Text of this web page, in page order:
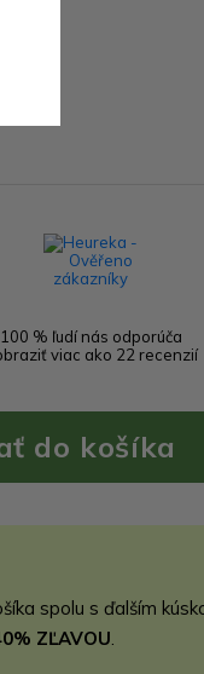
100 % ľudí nás odporúča
viac ako 22 recenzií
spolu s ďalším
ZĽAVOU.